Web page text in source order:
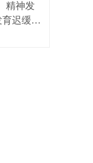
精神发
迟缓、